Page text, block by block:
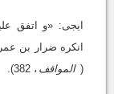
ایجى: «و اتفق
انکره ضرار بن
( المواقف ، 382).